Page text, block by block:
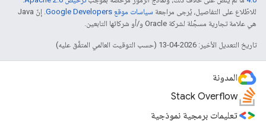
للاطّلاع على التفاصيل، يُرجى مراجعة سياسات موقع Google Developers‏
. إنّ Java
هي علامة تجارية مسجَّلة لشركة Oracle و/أو شركائها التابعين.
تاريخ التعديل الأخير: 2026-04-13 (حسب التوقيت العالمي المتفَّق عليه)
المدونة
Stack Overflow
تعليمات برمجية نموذجية